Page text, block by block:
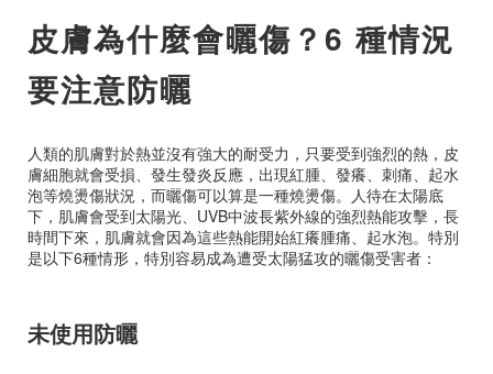
皮膚為什麼會曬傷？6 種情況
要注意防曬
人類的肌膚對於熱並沒有強大的耐受力，只要受到強烈的熱，皮
膚細胞就會受損、發生發炎反應，出現紅腫、發癢、刺痛、起水
泡等燒燙傷狀況，而曬傷可以算是一種燒燙傷。人待在太陽底
下，肌膚會受到太陽光、UVB中波長紫外線的強烈熱能攻擊，長
時間下來，肌膚就會因為這些熱能開始紅癢腫痛、起水泡。特別
是以下6種情形，特別容易成為遭受太陽猛攻的曬傷受害者：
未使用防曬